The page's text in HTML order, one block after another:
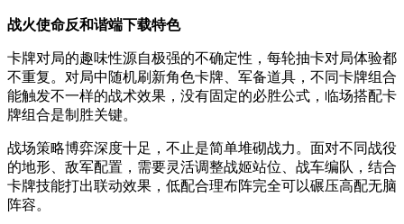
战火使命反和谐端下载特色
卡牌对局的趣味性源自极强的不确定性，每轮抽卡对局体验都
不重复。对局中随机刷新角色卡牌、军备道具，不同卡牌组合
能触发不一样的战术效果，没有固定的必胜公式，临场搭配卡
牌组合是制胜关键。
战场策略博弈深度十足，不止是简单堆砌战力。面对不同战役
的地形、敌军配置，需要灵活调整战姬站位、战车编队，结合
卡牌技能打出联动效果，低配合理布阵完全可以碾压高配无脑
阵容。